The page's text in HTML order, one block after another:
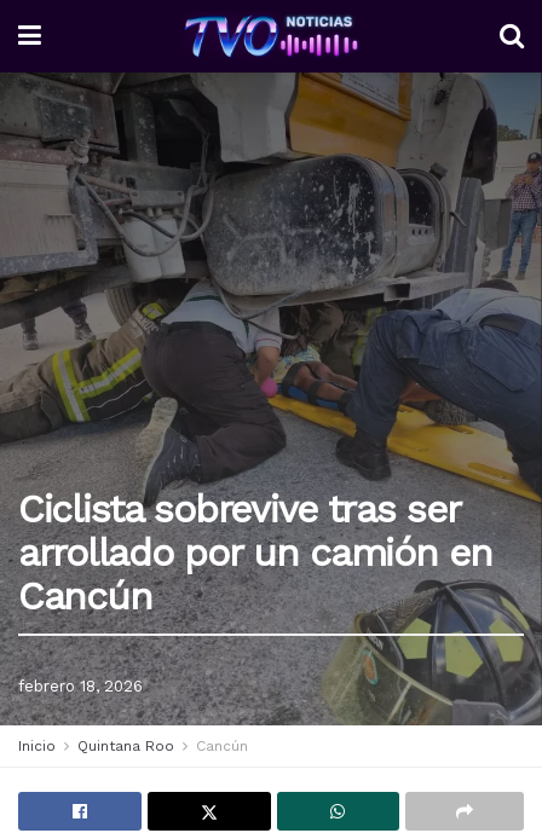
Ciclista sobrevive tras ser
arrollado por un camión en
Cancún
febrero 18, 2026
Inicio Quintana Roo Cancún